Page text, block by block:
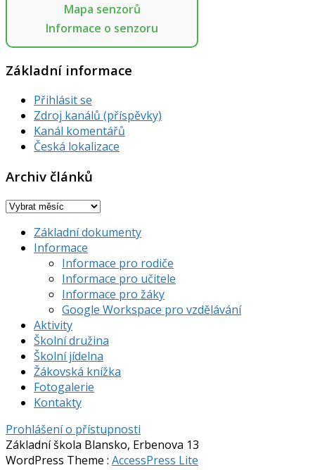
Mapa senzorů
Informace o senzoru
Základní informace
Přihlásit se
Zdroj kanálů (příspěvky)
Kanál komentářů
Česká lokalizace
Archiv článků
Archiv
Základní dokumenty
Informace
Informace pro rodiče
Informace pro učitele
Informace pro žáky
Google Workspace pro vzdělávání
Aktivity
Školní družina
Školní jídelna
Žákovská knížka
Fotogalerie
Kontakty
Prohlášení o přístupnosti
Základní škola Blansko, Erbenova 13
WordPress Theme : AccessPress Lite